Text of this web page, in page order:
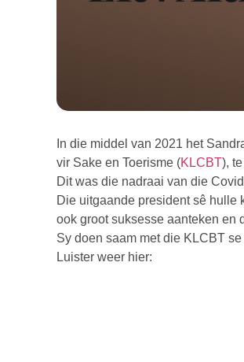
In die middel van 2021 het
vir Sake en Toerisme (KLCBT),
Dit was die nadraai van die
Die uitgaande president sê hulle
ook groot suksesse aanteken en
Sy doen saam met die KLCBT
Luister weer hier: